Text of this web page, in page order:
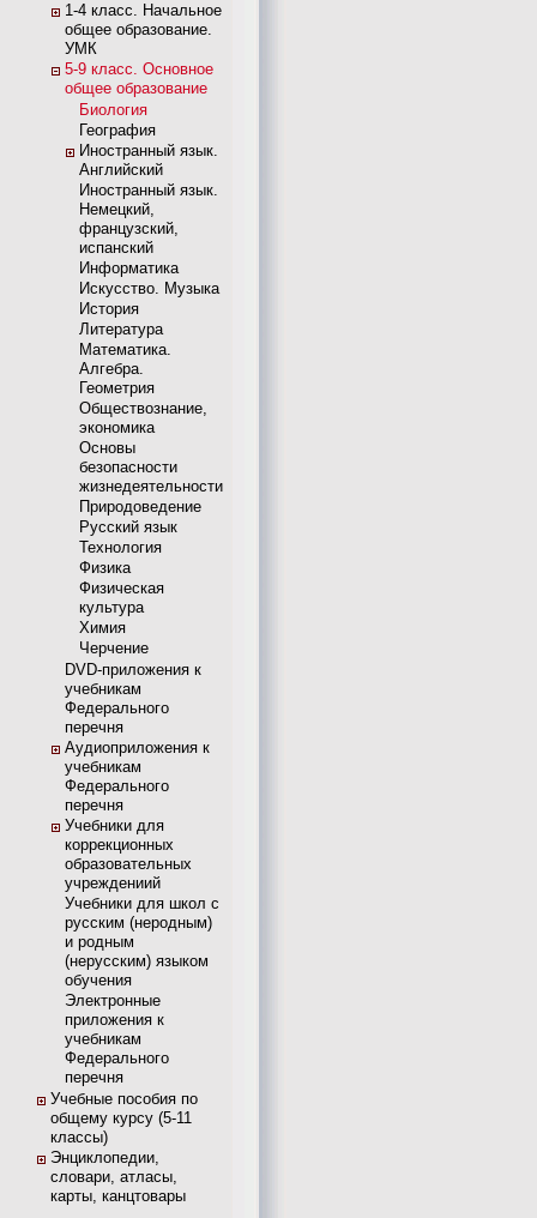
1-4 класс. Начальное
общее образование.
УМК
5-9 класс. Основное
общее образование
Биология
География
Иностранный язык.
Английский
Иностранный язык.
Немецкий,
французский,
испанский
Информатика
Искусство. Музыка
История
Литература
Математика.
Алгебра.
Геометрия
Обществознание,
экономика
Основы
безопасности
жизнедеятельности
Природоведение
Русский язык
Технология
Физика
Физическая
культура
Химия
Черчение
DVD-приложения к
учебникам
Федерального
перечня
Аудиоприложения к
учебникам
Федерального
перечня
Учебники для
коррекционных
образовательных
учреждениий
Учебники для школ с
русским (неродным)
и родным
(нерусским) языком
обучения
Электронные
приложения к
учебникам
Федерального
перечня
Учебные пособия по
общему курсу (5-11
классы)
Энциклопедии,
словари, атласы,
карты, канцтовары